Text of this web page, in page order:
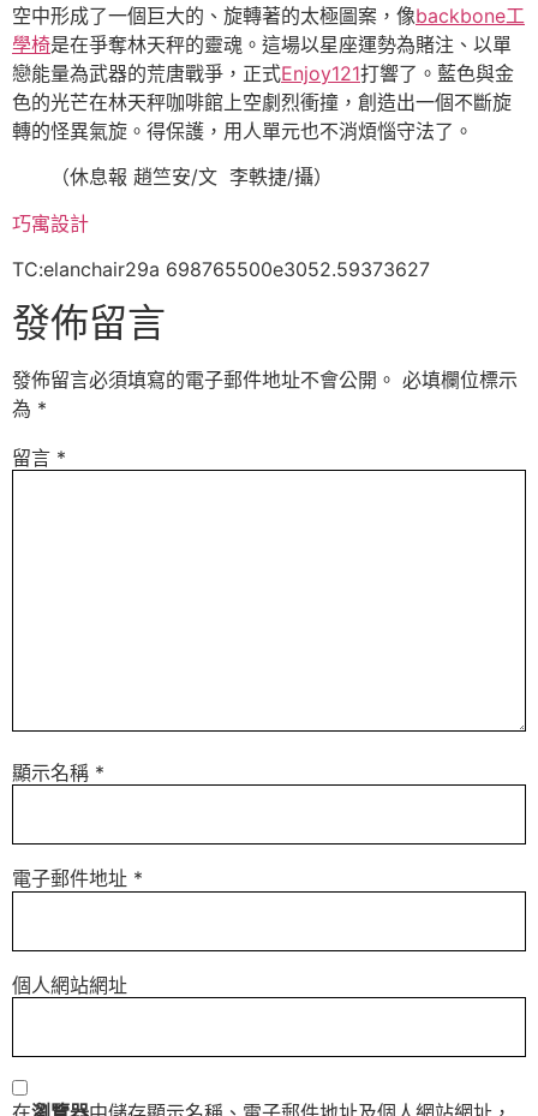
空中形成了一個巨大的、旋轉著的太極圖案，像backbone工
學椅是在爭奪林天秤的靈魂。這場以星座運勢為賭注、以單
戀能量為武器的荒唐戰爭，正式Enjoy121打響了。藍色與金
色的光芒在林天秤咖啡館上空劇烈衝撞，創造出一個不斷旋
轉的怪異氣旋。得保護，用人單元也不消煩惱守法了。
（休息報 趙竺安/文 李軼捷/攝）
巧寓設計
TC:elanchair29a 698765500e3052.59373627
發佈留言
發佈留言必須填寫的電子郵件地址不會公開。 必填欄位標示
為 *
留言 *
顯示名稱 *
電子郵件地址 *
個人網站網址